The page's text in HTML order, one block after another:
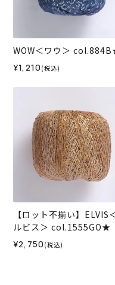
WOW＜ワウ＞
¥1,210 (税込)
【ロット不揃い】ELVIS
ルビス＞ col.1555GO★
¥2,750 (税込)